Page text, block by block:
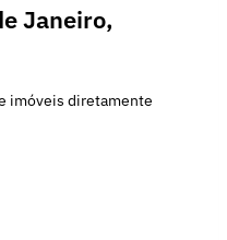
Janeiro,
imóveis diretamente